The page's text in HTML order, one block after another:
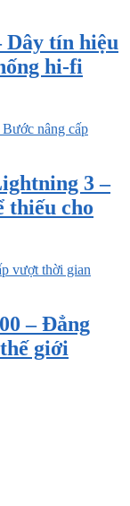
Dây tín hiệu
hi-fi
3 –
thiếu cho
– Đẳng
giới